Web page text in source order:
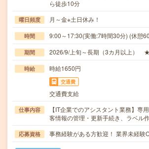
ら徒歩10分
曜日頻度 月～金※土日休み！
時間 9:00～17:30(実働:7時間30分) (休憩
期間 2026/9/上旬～長期（3カ月以上）
時給 時給1650円
交通費
交通費支給
仕事内容
【IT企業でのアシスタント業務】専
客情報の管理・更新手続き、ラベル
応募資格 事務経験がある方歓迎！ 業界未経験